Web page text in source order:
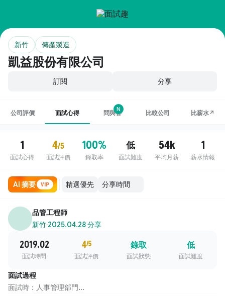
凱益股份有限公司
新竹 傳產製造
訂閱 分享
公司評價 面試心得 問與答
N
比較公司 比薪水↗
1
面試心得
4/5
面試評價
100%
錄取率
低
面試難度
54k
平均月薪
1
薪水情報
AI 摘要 VIP
品管工程師
新竹·2025.04.28 分享
2019.02
面試時間
4/5
面試評價
錄取
面試狀態
低
面試難度
面試過程
面試時：人事管理部門...